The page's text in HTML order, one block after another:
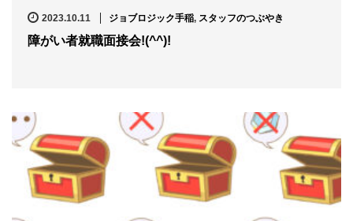
2023.10.11 ジョブロジック手稲, スタッフのつぶやき
障がい者就職面接会!(^^)!